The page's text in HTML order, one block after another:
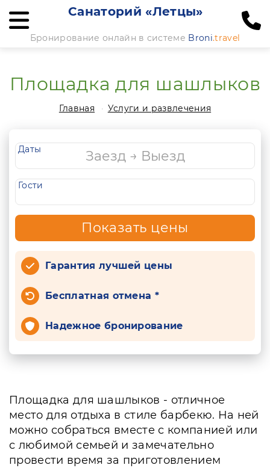
Санаторий «Летцы»
Бронирование онлайн в системе Broni.travel
Площадка для шашлыков
Главная Услуги и развлечения
Даты
Гости
Показать цены
Гарантия лучшей цены
Бесплатная отмена *
Надежное бронирование
Площадка для шашлыков - отличное
место для отдыха в стиле барбекю. На ней
можно собраться вместе с компанией или
с любимой семьей и замечательно
провести время за приготовлением